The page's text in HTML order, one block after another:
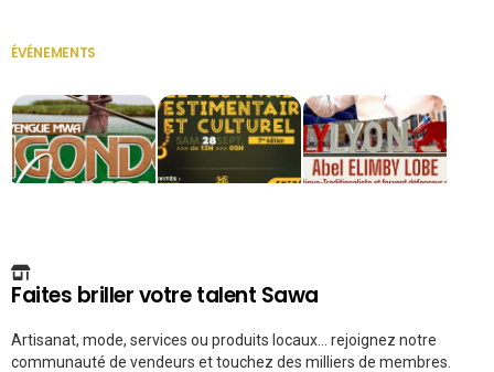
ÉVÉNEMENTS
Faites briller votre talent Sawa
Artisanat, mode, services ou produits locaux... rejoignez notre
communauté de vendeurs et touchez des milliers de membres.